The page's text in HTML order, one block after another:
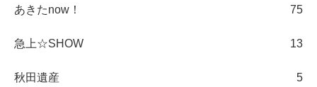
あきたnow！ 75
急上☆SHOW 13
秋田遺産 5